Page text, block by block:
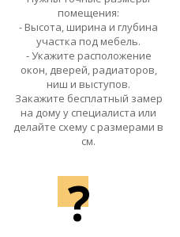
помещения:
- Высота, ширина и глубина
участка под мебель.
- Укажите расположение
окон, дверей, радиаторов,
ниш и выступов.
Закажите бесплатный замер
на дому у специалиста или
делайте схему с размерами в
см.
?